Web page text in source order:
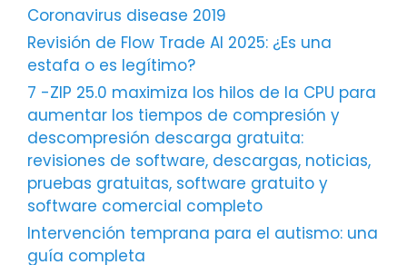
Coronavirus disease 2019
Revisión de Flow Trade AI 2025: ¿Es una
estafa o es legítimo?
7 -ZIP 25.0 maximiza los hilos de la CPU para
aumentar los tiempos de compresión y
descompresión descarga gratuita:
revisiones de software, descargas, noticias,
pruebas gratuitas, software gratuito y
software comercial completo
Intervención temprana para el autismo: una
guía completa